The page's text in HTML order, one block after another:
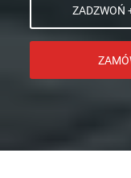
ZADZWOŃ